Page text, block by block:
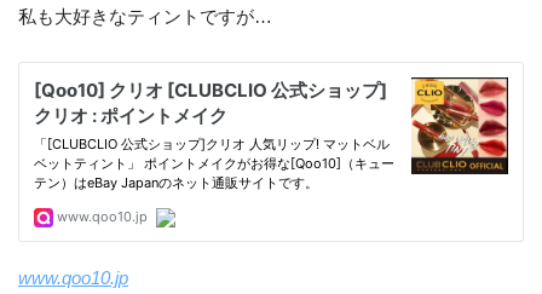
私も大好きなティントですが…
www.qoo10.jp